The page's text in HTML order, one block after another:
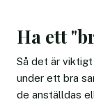
Ha ett
Så det är
under ett bra
de anställdas